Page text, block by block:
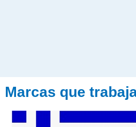
Marcas que